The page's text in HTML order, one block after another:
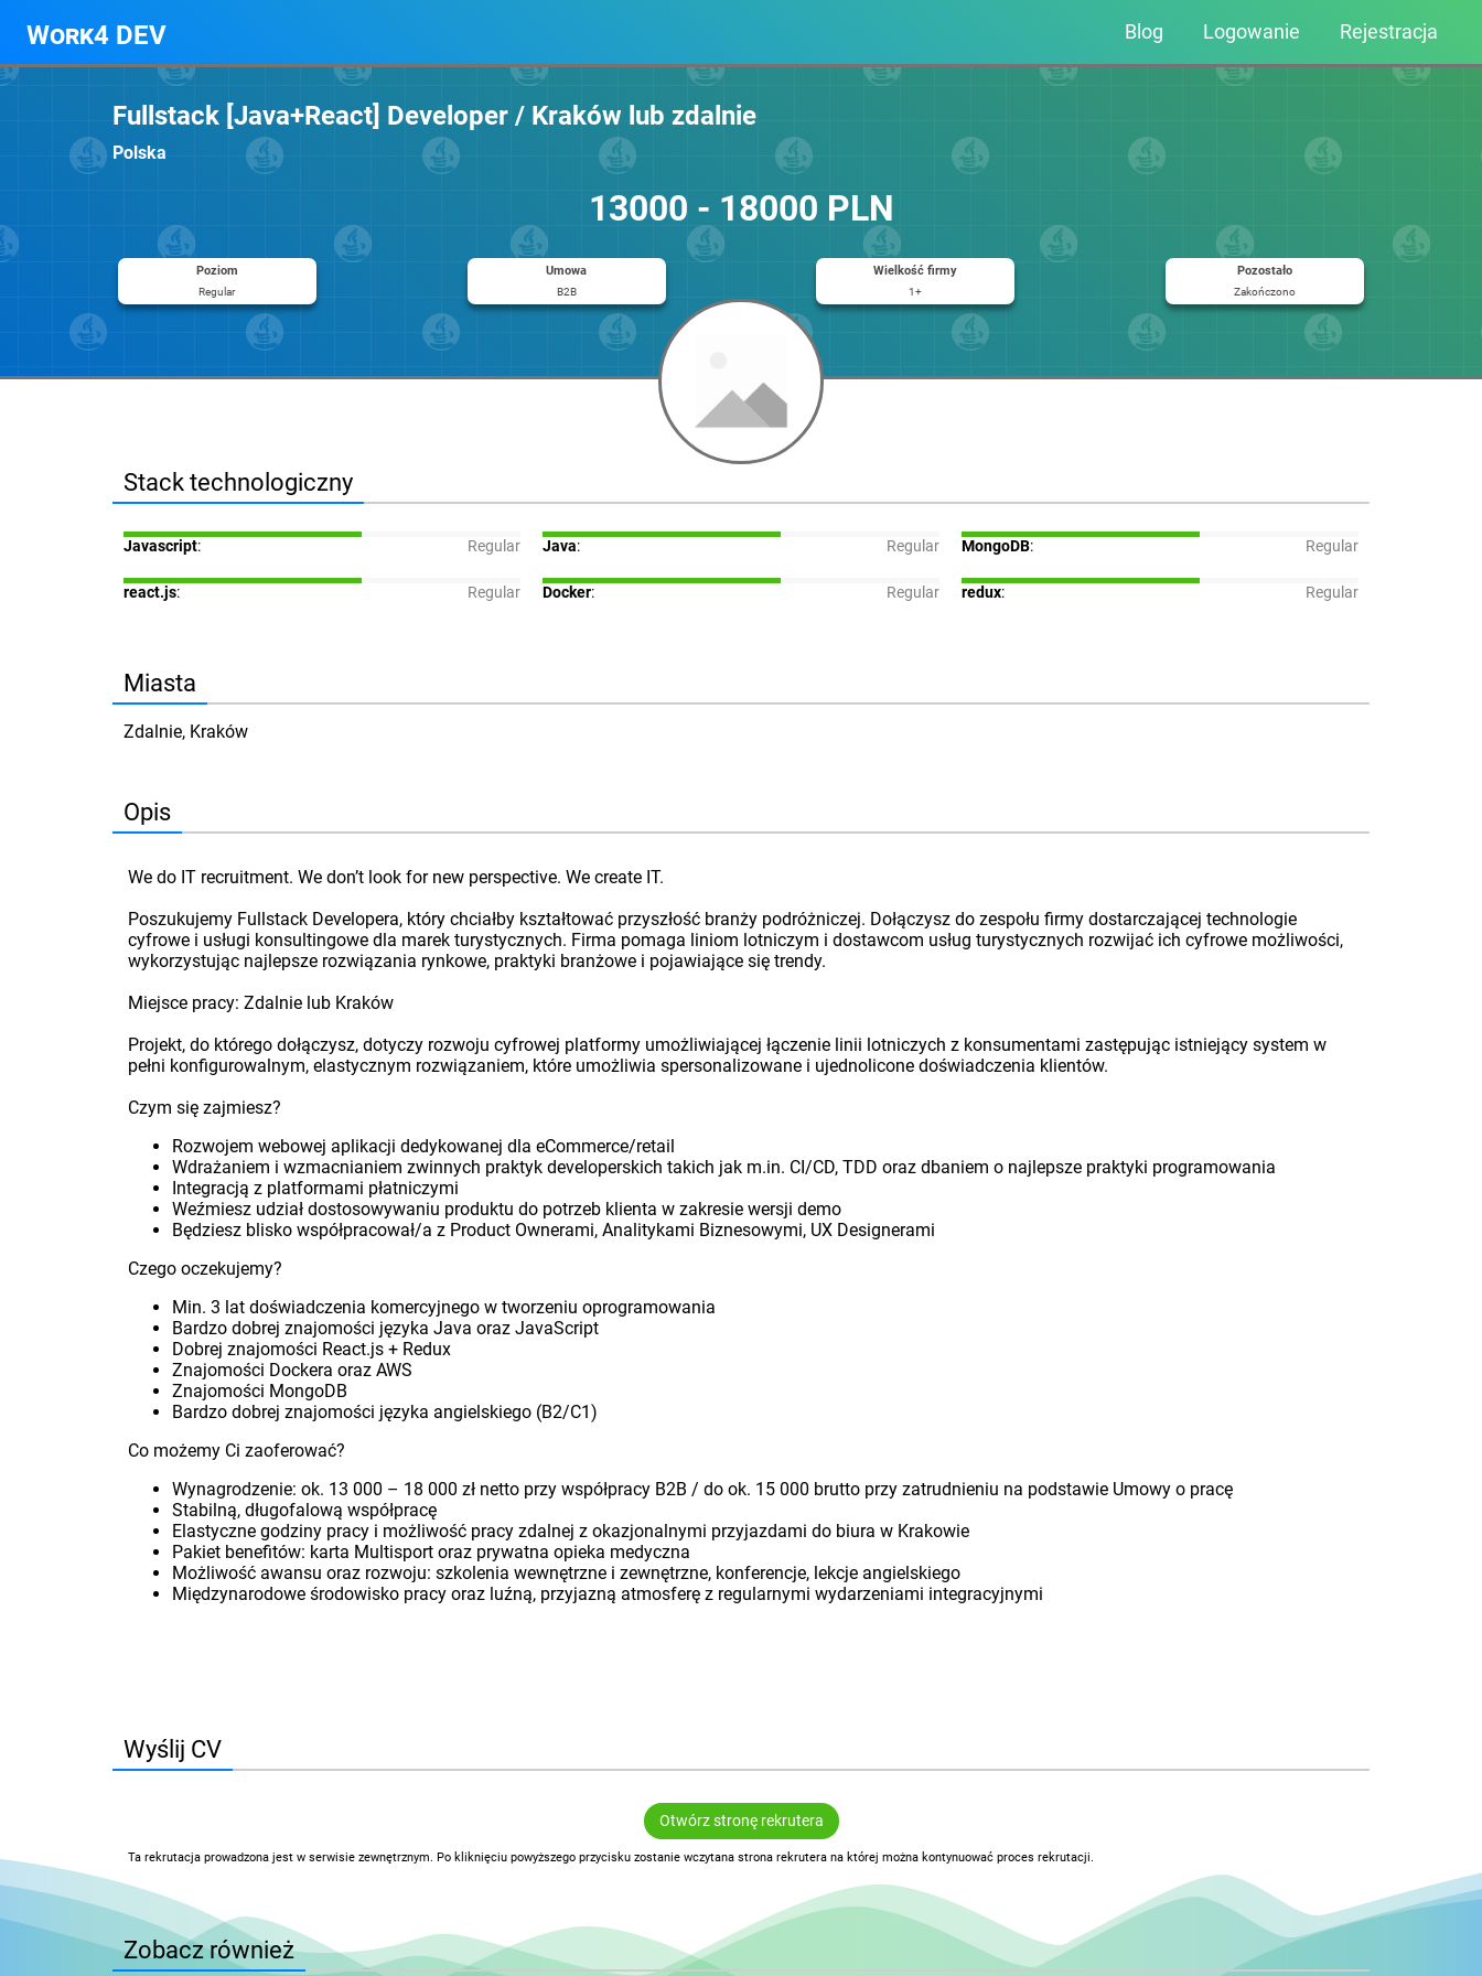
Work4 DEV Blog Logowanie Rejestracja
Fullstack [Java+React] Developer / Kraków lub zdalnie
Polska
13000 - 18000 PLN
Poziom
Regular
Umowa
B2B
Wielkość firmy
1+
Pozostało
Zakończono
Stack technologiczny
Javascript: Regular Java: Regular MongoDB: Regular
react.js: Regular Docker: Regular redux: Regular
Miasta
Zdalnie, Kraków
Opis
We do IT recruitment. We don’t look for new perspective. We create IT.
Poszukujemy Fullstack Developera, który chciałby kształtować przyszłość branży podróżniczej. Dołączysz do zespołu firmy dostarczającej technologie
cyfrowe i usługi konsultingowe dla marek turystycznych. Firma pomaga liniom lotniczym i dostawcom usług turystycznych rozwijać ich cyfrowe możliwości,
wykorzystując najlepsze rozwiązania rynkowe, praktyki branżowe i pojawiające się trendy.
Miejsce pracy: Zdalnie lub Kraków
Projekt, do którego dołączysz, dotyczy rozwoju cyfrowej platformy umożliwiającej łączenie linii lotniczych z konsumentami zastępując istniejący system w
pełni konfigurowalnym, elastycznym rozwiązaniem, które umożliwia spersonalizowane i ujednolicone doświadczenia klientów.
Czym się zajmiesz?
Rozwojem webowej aplikacji dedykowanej dla eCommerce/retail
Wdrażaniem i wzmacnianiem zwinnych praktyk developerskich takich jak m.in. CI/CD, TDD oraz dbaniem o najlepsze praktyki programowania
Integracją z platformami płatniczymi
Weźmiesz udział dostosowywaniu produktu do potrzeb klienta w zakresie wersji demo
Będziesz blisko współpracował/a z Product Ownerami, Analitykami Biznesowymi, UX Designerami
Czego oczekujemy?
Min. 3 lat doświadczenia komercyjnego w tworzeniu oprogramowania
Bardzo dobrej znajomości języka Java oraz JavaScript
Dobrej znajomości React.js + Redux
Znajomości Dockera oraz AWS
Znajomości MongoDB
Bardzo dobrej znajomości języka angielskiego (B2/C1)
Co możemy Ci zaoferować?
Wynagrodzenie: ok. 13 000 – 18 000 zł netto przy współpracy B2B / do ok. 15 000 brutto przy zatrudnieniu na podstawie Umowy o pracę
Stabilną, długofalową współpracę
Elastyczne godziny pracy i możliwość pracy zdalnej z okazjonalnymi przyjazdami do biura w Krakowie
Pakiet benefitów: karta Multisport oraz prywatna opieka medyczna
Możliwość awansu oraz rozwoju: szkolenia wewnętrzne i zewnętrzne, konferencje, lekcje angielskiego
Międzynarodowe środowisko pracy oraz luźną, przyjazną atmosferę z regularnymi wydarzeniami integracyjnymi
Wyślij CV
Otwórz stronę rekrutera
Ta rekrutacja prowadzona jest w serwisie zewnętrznym. Po kliknięciu powyższego przycisku zostanie wczytana strona rekrutera na której można kontynuować proces rekrutacji.
Zobacz również